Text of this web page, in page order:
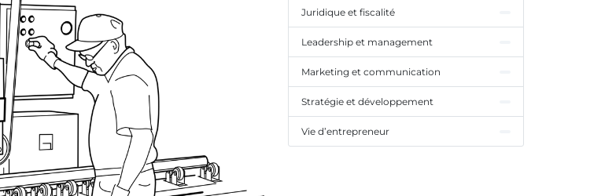
Juridique et fiscalité
Leadership et management
Marketing et communication
Stratégie et développement
Vie d’entrepreneur